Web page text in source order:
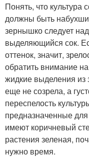
Понять, что
должны быть
зернышко следует
выделяющийся сок.
оттенок, значит,
обратить внимание
жидкие выделения из
еще не созрела, а
переспелость
предназначенные
имеют коричневый
растения зеленая,
нужно время.